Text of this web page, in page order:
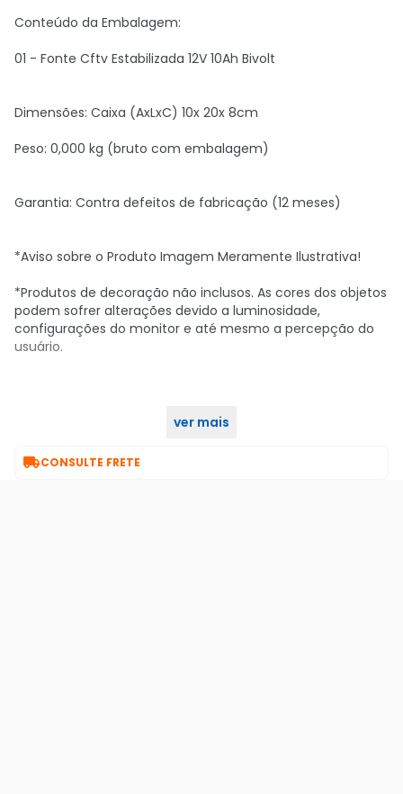
Conteúdo da Embalagem:
01 - Fonte Cftv Estabilizada 12V 10Ah Bivolt
Dimensões: Caixa (AxLxC) 10x 20x 8cm
Peso: 0,000 kg (bruto com embalagem)
Garantia: Contra defeitos de fabricação (12 meses)
*Aviso sobre o Produto Imagem Meramente Ilustrativa!
*Produtos de decoração não inclusos. As cores dos objetos
podem sofrer alterações devido a luminosidade,
configurações do monitor e até mesmo a percepção do
usuário.
ver mais
CONSULTE FRETE